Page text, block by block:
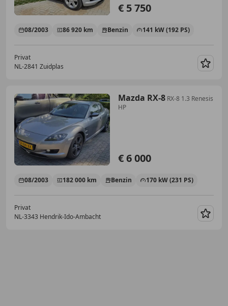
€ 5 750
08/2003 86 920 km Benzin 141 kW (192 PS)
Privat
NL-2841 Zuidplas
Mazda RX-8 RX-8 1.3 Renesis
HP
€ 6 000
08/2003 182 000 km Benzin 170 kW (231 PS)
Privat
NL-3343 Hendrik-Ido-Ambacht